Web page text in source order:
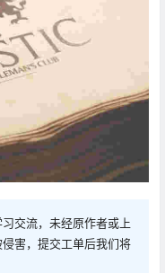
交流，未经原作者或上
害，提交工单后我们将